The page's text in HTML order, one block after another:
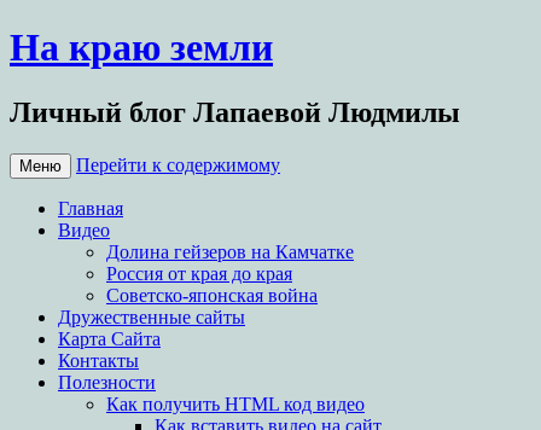
На краю земли
Личный блог Лапаевой Людмилы
Меню Перейти к содержимому
Главная
Видео
Долина гейзеров на Камчатке
Россия от края до края
Советско-японская война
Дружественные сайты
Карта Сайта
Контакты
Полезности
Как получить HTML код видео
Как вставить видео на сайт